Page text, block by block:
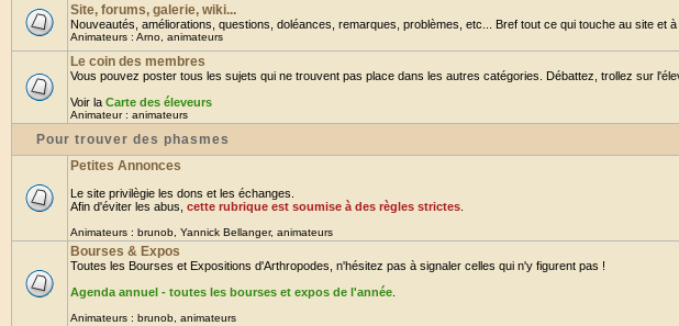
Site, forums, galerie, wiki...
Nouveautés, améliorations, questions, doléances, remarques, problèmes, etc... Bref tout ce qui touche au site et
Animateurs : Arno animateurs
Le coin des membres
Vous pouvez poster tous les sujets qui ne trouvent pas place dans les autres catégories. Débattez, trollez sur
Voir la Carte des éleveurs
Animateur : animateurs
Pour trouver des phasmes
Petites Annonces
Le site privilègie les dons et les échanges.
Afin d'éviter les abus, cette rubrique est soumise à des règles strictes
Animateurs : brunob Yannick Bellanger, animateurs
Bourses & Expos
Toutes les Bourses et Expositions d'Arthropodes, n'hésitez pas à signaler celles qui n'y figurent pas !
Agenda annuel - toutes les bourses et expos de l'année
Animateurs : brunob animateurs